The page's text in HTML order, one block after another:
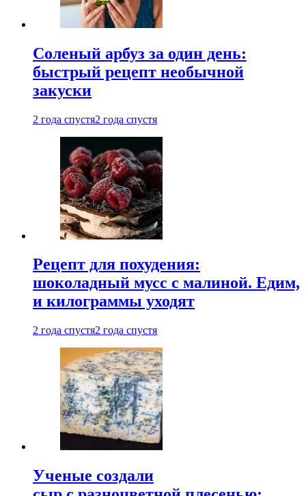
Соленый арбуз за один день:
быстрый рецепт необычной
закуски
2 года спустя2 года спустя
Рецепт для похудения:
шоколадный мусс с малиной. Едим,
и килограммы уходят
2 года спустя2 года спустя
Ученые создали